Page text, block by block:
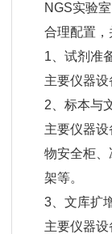
NGS实验
合理配置，
1、试剂准
主要仪器
2、标本与
主要仪器
物安全柜
架等。
3、文库扩
主要仪器